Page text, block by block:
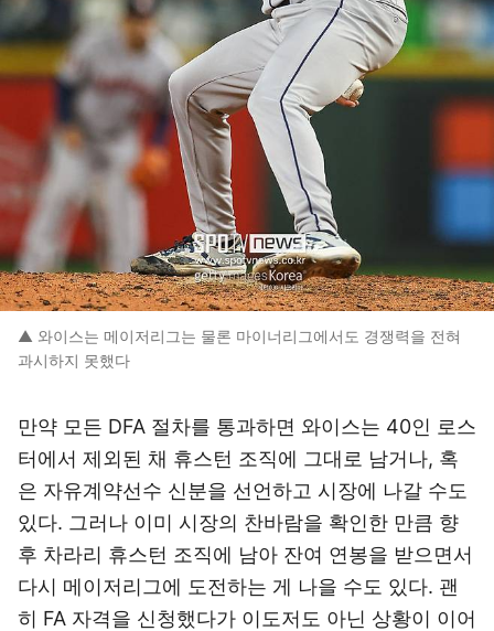
▲ 와이스는 메이저리그는 물론 마이너리그에서도 경쟁력을 전혀
과시하지 못했다
만약 모든 DFA 절차를 통과하면 와이스는 40인 로스
터에서 제외된 채 휴스턴 조직에 그대로 남거나, 혹
은 자유계약선수 신분을 선언하고 시장에 나갈 수도
있다. 그러나 이미 시장의 찬바람을 확인한 만큼 향
후 차라리 휴스턴 조직에 남아 잔여 연봉을 받으면서
다시 메이저리그에 도전하는 게 나을 수도 있다. 괜
히 FA 자격을 신청했다가 이도저도 아닌 상황이 이어